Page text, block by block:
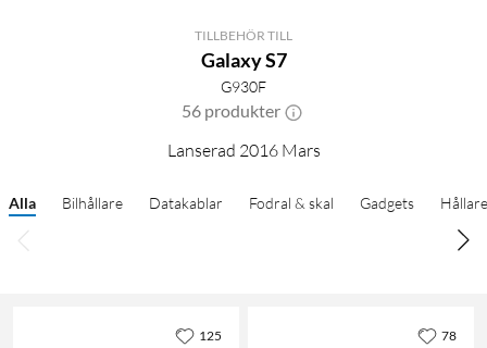
TILLBEHÖR TILL
Galaxy S7
G930F
56 produkter
Lanserad 2016 Mars
Alla Bilhållare Datakablar Fodral & skal Gadgets Hållare
125 78